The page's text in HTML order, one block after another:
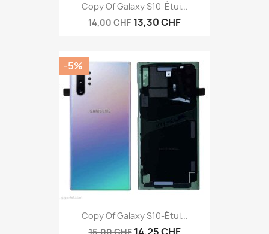
Copy Of Galaxy S10-Étui...
14,00 CHF 13,30 CHF
Copy Of Galaxy S10-Étui...
15,00 CHF
-5%